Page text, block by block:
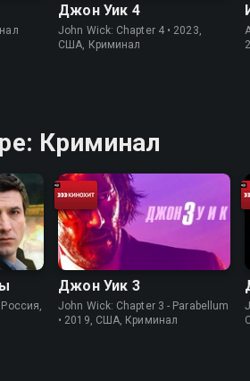
Джон Уик 4
John Wick: Chapter 4 • 2023,
США, Криминал
Криминал
Джон Уик 3
John Wick: Chapter 3 - Parabellum
• 2019, США, Криминал